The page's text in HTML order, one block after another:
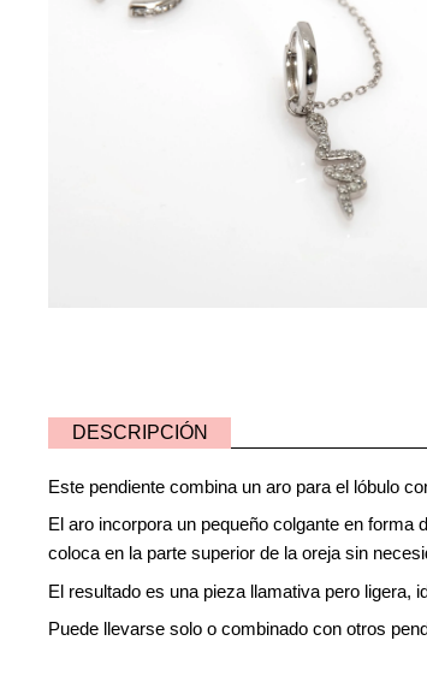
DESCRIPCIÓN
Este pendiente combina un aro para el lóbulo
El aro incorpora un pequeño colgante en
coloca en la parte superior de la oreja sin
El resultado es una pieza llamativa pero ligera,
Puede llevarse solo o combinado con otros